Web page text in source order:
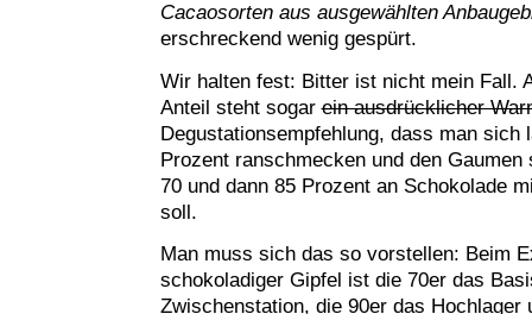
Cacaosorten aus ausgewählten
erschreckend wenig gespürt.
Wir halten fest: Bitter ist nicht mein Fall.
Anteil steht sogarein ausdrücklicher
Degustationsempfehlung, dass man sich
Prozent ranschmecken und den
70 und dann 85 Prozent an Schokolade
soll.
Man muss sich das so vorstellen: Beim
schokoladiger Gipfel ist die 70er das
Zwischenstation, die 90er das Hochlager